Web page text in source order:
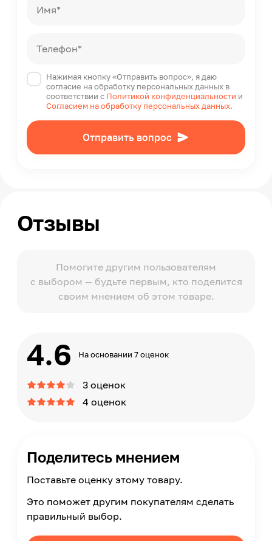
Имя*
Телефон*
Нажимая кнопку «Отправить вопрос», я даю
согласие на обработку персональных данных в
соответствии с Политикой конфиденциальности и
Согласием на обработку персональных данных.
Отправить вопрос
Отзывы
Помогите другим пользователям
с выбором — будьте первым, кто поделится
своим мнением об этом товаре.
4.6 На основании 7 оценок
3 оценок
4 оценок
Поделитесь мнением
Поставьте оценку этому товару.
Это поможет другим покупателям сделать
правильный выбор.